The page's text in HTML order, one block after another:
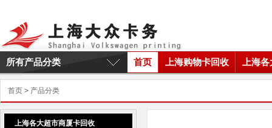
首页 上海购物卡回收 上海
所有产品分类
首页 > 产品分类
上海各大超市商厦卡回收